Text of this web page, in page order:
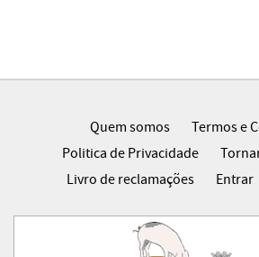
Quem somos
Termos e
Politica de Privacidade
Livro de reclamações
Entrar